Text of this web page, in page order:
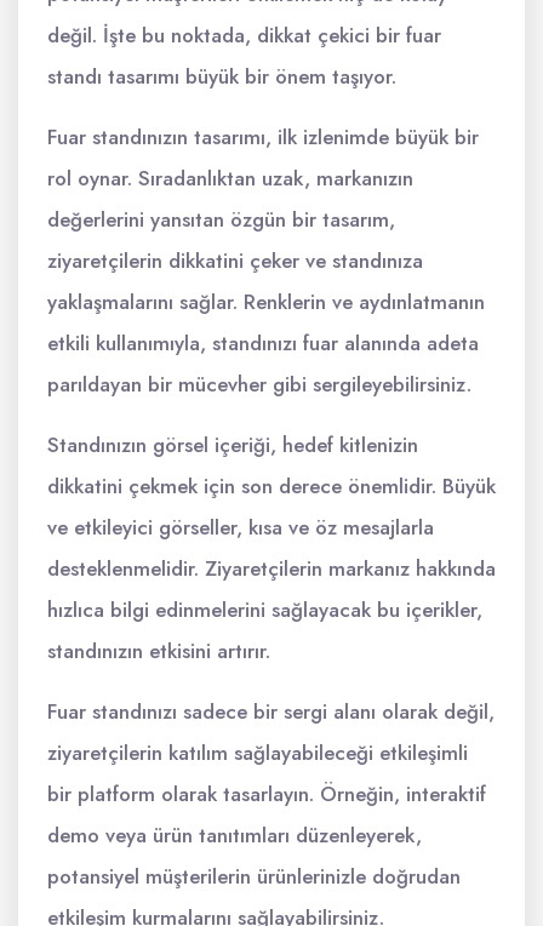
değil. İşte bu noktada, dikkat çekici bir fuar
standı tasarımı büyük bir önem taşıyor.
Fuar standınızın tasarımı, ilk izlenimde büyük bir
rol oynar. Sıradanlıktan uzak, markanızın
değerlerini yansıtan özgün bir tasarım,
ziyaretçilerin dikkatini çeker ve standınıza
yaklaşmalarını sağlar. Renklerin ve aydınlatmanın
etkili kullanımıyla, standınızı fuar alanında adeta
parıldayan bir mücevher gibi sergileyebilirsiniz.
Standınızın görsel içeriği, hedef kitlenizin
dikkatini çekmek için son derece önemlidir. Büyük
ve etkileyici görseller, kısa ve öz mesajlarla
desteklenmelidir. Ziyaretçilerin markanız hakkında
hızlıca bilgi edinmelerini sağlayacak bu içerikler,
standınızın etkisini artırır.
Fuar standınızı sadece bir sergi alanı olarak değil,
ziyaretçilerin katılım sağlayabileceği etkileşimli
bir platform olarak tasarlayın. Örneğin, interaktif
demo veya ürün tanıtımları düzenleyerek,
potansiyel müşterilerin ürünlerinizle doğrudan
etkileşim kurmalarını sağlayabilirsiniz.